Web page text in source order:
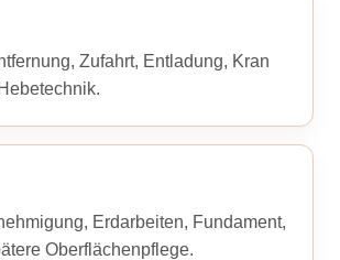
Zufahrt, Entladung, Kran
Erdarbeiten, Fundament,
Oberflächenpflege.